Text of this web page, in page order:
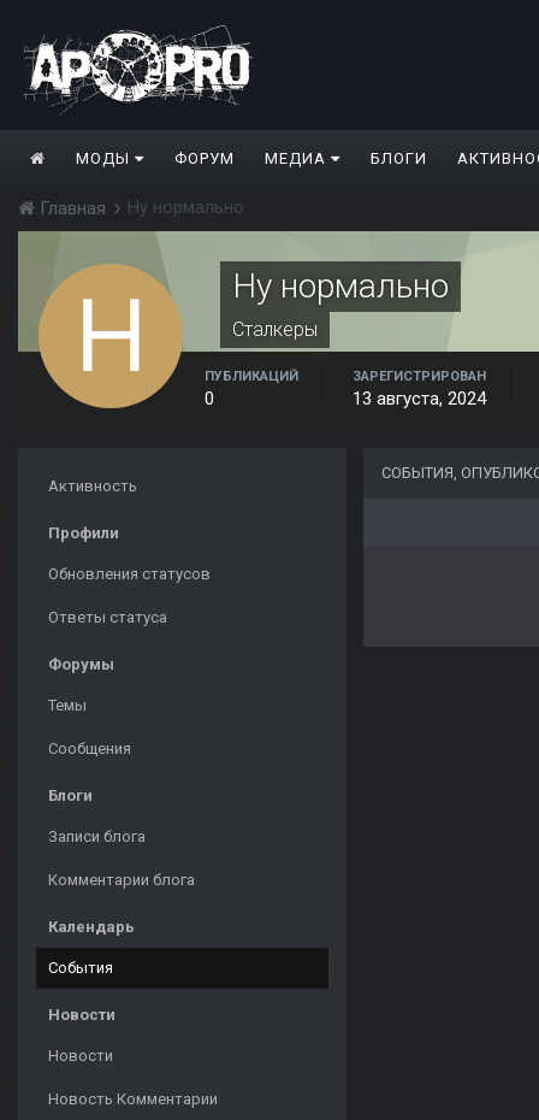
МОДЫ ФОРУМ МЕДИА БЛОГИ
Главная Ну нормально
Ну нормально
Сталкеры
ПУБЛИКАЦИЙ
0
ЗАРЕГИСТРИРОВАН
13 августа, 2024
Активность
Профили
Обновления статусов
Ответы статуса
Форумы
Темы
Сообщения
Блоги
Записи блога
Комментарии блога
Календарь
События
Новости
Новости
Новость Комментарии
СОБЫТИЯ,